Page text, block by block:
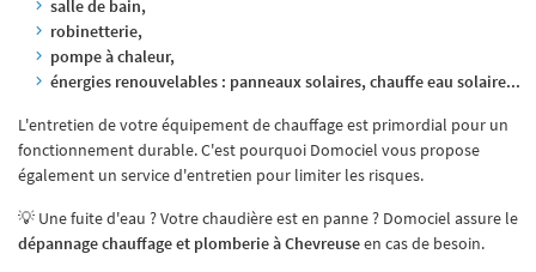
ACCUEIL
Une
salle de bain,
robinetterie,
pompe à chaleur,
énergies renouvelables : panneaux solaires, chauffe eau solaire...
L'entretien de votre équipement de chauffage est primordial pour un
fonctionnement durable. C'est pourquoi Domociel vous propose
également un service d'entretien pour limiter les risques.
💡 Une fuite d'eau ? Votre chaudière est en panne ? Domociel assure le
dépannage chauffage et plomberie à Chevreuseen cas de besoin.